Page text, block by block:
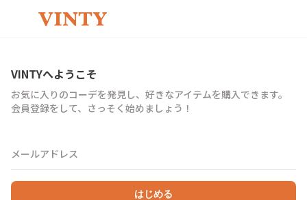
VINTYへようこそ
お気に入りのコーデを発見し、好きなアイテムを購入できます。
会員登録をして、さっそく始めましょう！
メールアドレス
はじめる